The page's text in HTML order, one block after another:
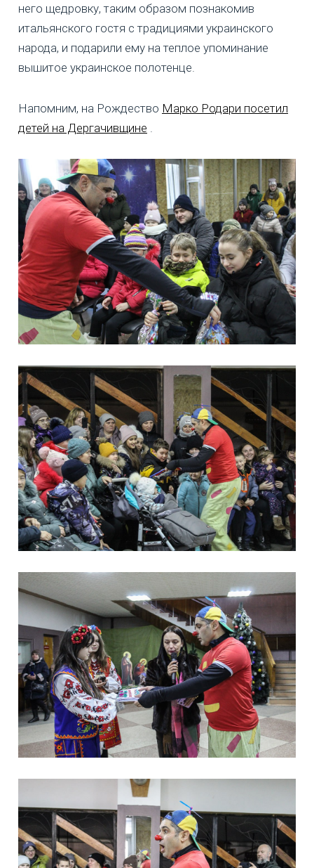
него щедровку, таким образом познакомив
итальянского гостя с традициями украинского
народа, и подарили ему на теплое упоминание
вышитое украинское полотенце.
Напомним, на Рождество Марко Родари посетил
детей на Дергачивщине